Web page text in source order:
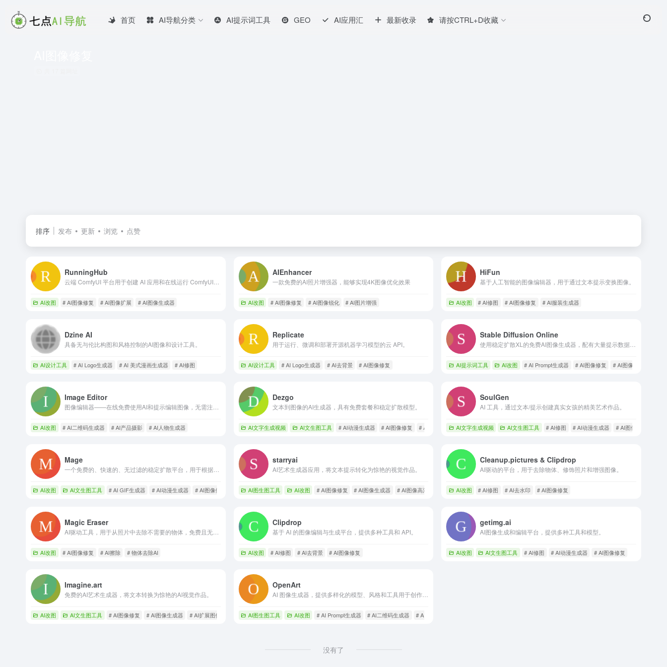
首页 AI导航分类 AI提示词工具 GEO AI应用汇 最新收录 请按CTRL+D收藏
排序 发布 更新 浏览 点赞
RunningHub
AI改图 # AI图像修复 # AI图像扩展 # AI图像生成器
AIEnhancer
一款免费的AI照片增强器，能够实现4K图像优化效果
AI改图 # AI图像修复 # AI图像锐化 # AI图片增强
HiFun
基于人工智能的图像编辑器，用于通过文本提示变换图像。
AI改图 # AI修图 # AI图像修复 # AI服装生成器
Dzine AI
具备无与伦比构图和风格控制的AI图像和设计工具。
AI设计工具 # AI Logo生成器 # AI 美式漫画生成器 # AI修图
Replicate
用于运行、微调和部署开源机器学习模型的云 API。
AI设计工具 # AI Logo生成器 # AI去背景 # AI图像修复
Stable Diffusion Online
AI提示词工具 AI改图 # AI Prompt生成器 # AI图像修复 # AI图像扩展
Image Editor
AI改图 # AI二维码生成器 # AI产品摄影 # AI人物生成器
Dezgo
文本到图像的AI生成器，具有免费套餐和稳定扩散模型。
AI文字生成视频 AI文生图工具 # AI动漫生成器 # AI图像修复 # AI图像生成器
SoulGen
AI 工具，通过文本/提示创建真实女孩的精美艺术作品。
AI文字生成视频 AI文生图工具 # AI修图 # AI动漫生成器 # AI图像修复
Mage
AI改图 AI文生图工具 # AI GIF生成器 # AI动漫生成器 # AI图像修复
starryai
AI艺术生成器应用，将文本提示转化为惊艳的视觉作品。
AI图生图工具 AI改图 # AI图像修复 # AI图像生成器 # AI图像高清放大
Cleanup.pictures & Clipdrop
AI驱动的平台，用于去除物体、修饰照片和增强图像。
AI改图 # AI修图 # AI去水印 # AI图像修复
Magic Eraser
AI改图 # AI图像修复 # AI擦除 # 物体去除AI
Clipdrop
基于 AI 的图像编辑与生成平台，提供多种工具和 API。
AI改图 # AI修图 # AI去背景 # AI图像修复
getimg.ai
AI图像生成和编辑平台，提供多种工具和模型。
AI改图 AI文生图工具 # AI修图 # AI动漫生成器 # AI图像修复
Imagine.art
免费的AI艺术生成器，将文本转换为惊艳的AI视觉作品。
AI改图 AI文生图工具 # AI图像修复 # AI图像生成器 # AI扩展图像
OpenArt
AI图生图工具 AI改图 # AI Prompt生成器 # AI二维码生成器 # AI人物生成器
没有了